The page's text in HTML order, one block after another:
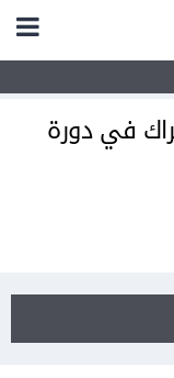
في دورة